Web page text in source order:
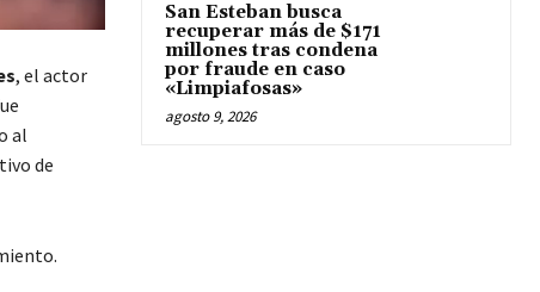
, el actor
al
de
San Esteban busca
recuperar más de $171
millones tras condena
por fraude en caso
«Limpiafosas»
agosto 9, 2026